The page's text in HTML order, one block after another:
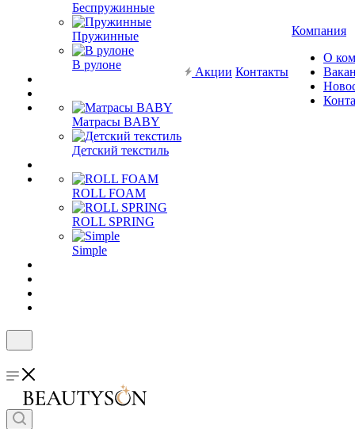
Беспружинные
Пружинные
В рулоне
Матрасы BABY
Детский текстиль
ROLL FOAM
ROLL SPRING
Simple
Акции Контакты
Компания
О